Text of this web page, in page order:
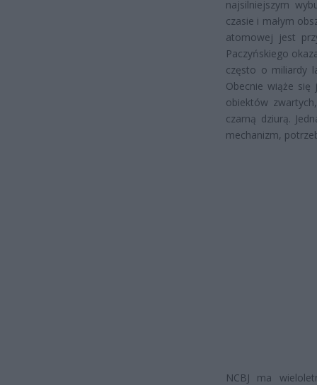
najsilniejszym
czasie i małym
atomowej jest
Paczyńskiego
często o miliardy
Obecnie wiąże się
obiektów
czarną dziurą.
mechanizm,
NCBJ ma